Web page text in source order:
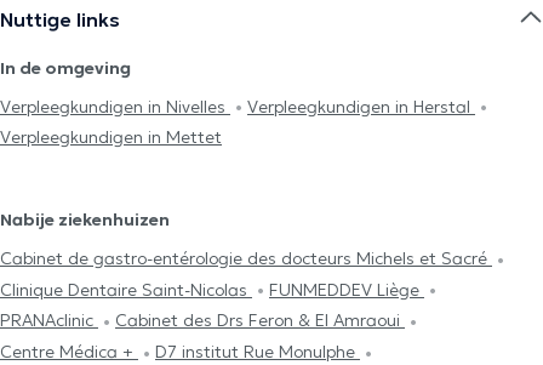
Nuttige links
In de omgeving
Verpleegkundigen in Nivelles
Verpleegkundigen in Herstal
Verpleegkundigen in Mettet
Nabije ziekenhuizen
Cabinet de gastro-entérologie des docteurs Michels et Sacré
Clinique Dentaire Saint-Nicolas
FUNMEDDEV Liège
PRANAclinic
Cabinet des Drs Feron & El Amraoui
Centre Médica +
D7 institut Rue Monulphe